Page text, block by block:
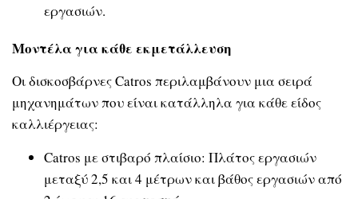
εργασιών.
Μοντέλα για κάθε εκμετάλλευση
Οι δισκοσβάρνες Catros περιλαμβάνουν μια σειρά
μηχανημάτων που είναι κατάλληλα για κάθε είδος
καλλιέργειας:
Catros με στιβαρό πλαίσιο: Πλάτος εργασιών
μεταξύ 2,5 και 4 μέτρων και βάθος εργασιών από